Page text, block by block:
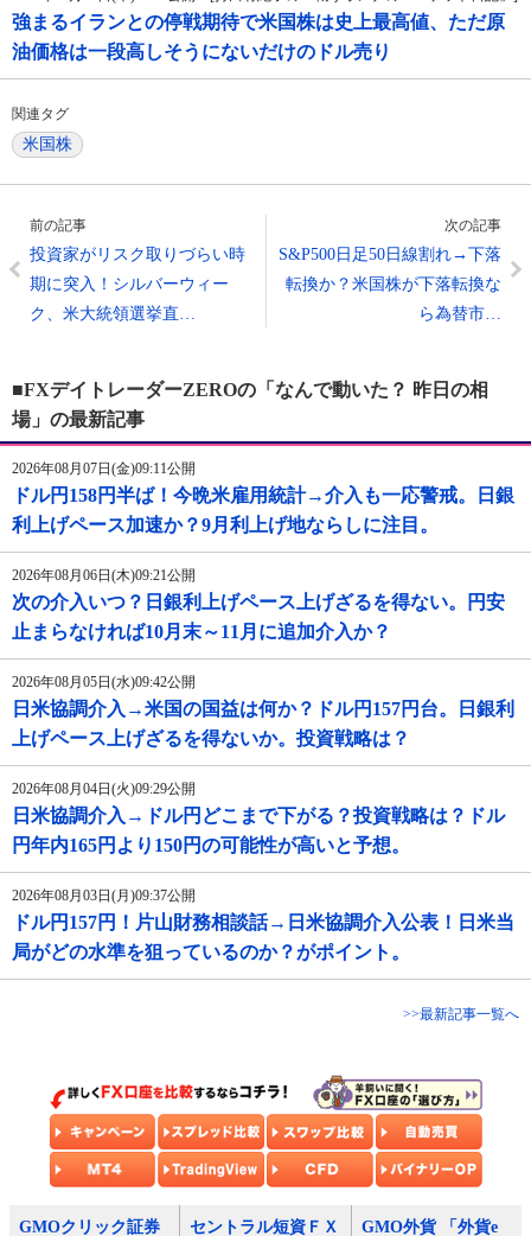
強まるイランとの停戦期待で米国株は史上最高値、ただ原
油価格は一段高しそうにないだけのドル売り
関連タグ
米国株
前の記事
投資家がリスク取りづらい時
期に突入！シルバーウィー
ク、米大統領選挙直…
次の記事
S&P500日足50日線割れ→下落
転換か？米国株が下落転換な
ら為替市…
■FXデイトレーダーZEROの「なんで動いた？ 昨日の相
場」の最新記事
2026年08月07日(金)09:11公開
ドル円158円半ば！今晩米雇用統計→介入も一応警戒。日銀
利上げペース加速か？9月利上げ地ならしに注目。
2026年08月06日(木)09:21公開
次の介入いつ？日銀利上げペース上げざるを得ない。円安
止まらなければ10月末～11月に追加介入か？
2026年08月05日(水)09:42公開
日米協調介入→米国の国益は何か？ドル円157円台。日銀利
上げペース上げざるを得ないか。投資戦略は？
2026年08月04日(火)09:29公開
日米協調介入→ドル円どこまで下がる？投資戦略は？ドル
円年内165円より150円の可能性が高いと予想。
2026年08月03日(月)09:37公開
ドル円157円！片山財務相談話→日米協調介入公表！日米当
局がどの水準を狙っているのか？がポイント。
>>最新記事一覧へ
GMOクリック証券
セントラル短資ＦＸ
GMO外貨 「外貨e